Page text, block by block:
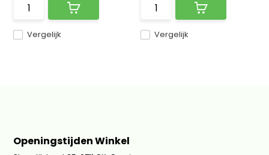
Vergelijk Vergelijk
Openingstijden Winkel